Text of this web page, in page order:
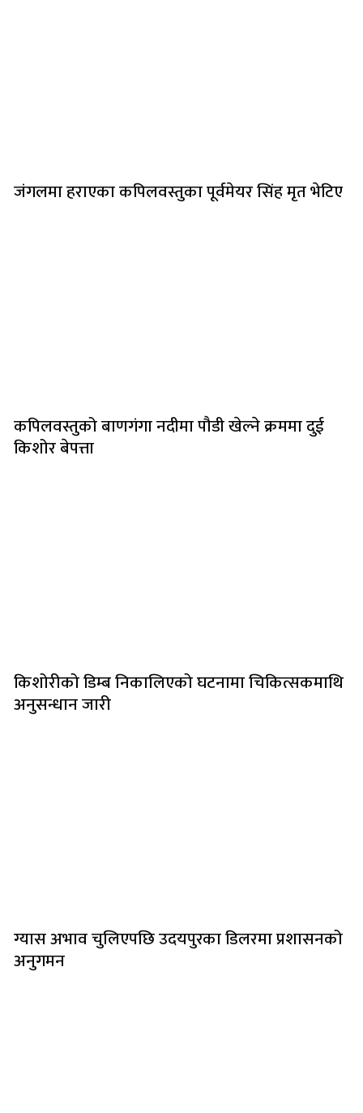
जंगलमा हराएका कपिलवस्तुका पूर्वमेयर सिंह मृत भेटिए
कपिलवस्तुको बाणगंगा नदीमा पौडी खेल्ने क्रममा दुई
किशोर बेपत्ता
किशोरीको डिम्ब निकालिएको घटनामा चिकित्सकमाथि
अनुसन्धान जारी
ग्यास अभाव चुलिएपछि उदयपुरका डिलरमा प्रशासनको
अनुगमन